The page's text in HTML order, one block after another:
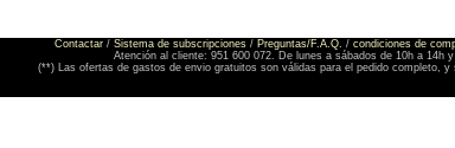
Contactar / Sistema de subscripciones / Preguntas/F.A.Q. / condiciones de
Atención al cliente: 951 600 072. De lunes a sábados de 10h a 14h
(**) Las ofertas de gastos de envio gratuitos son válidas para el pedido completo, y